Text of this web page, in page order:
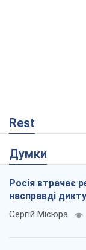
Rest
Думки
Росія втрачає
насправді
Сергій Місюра